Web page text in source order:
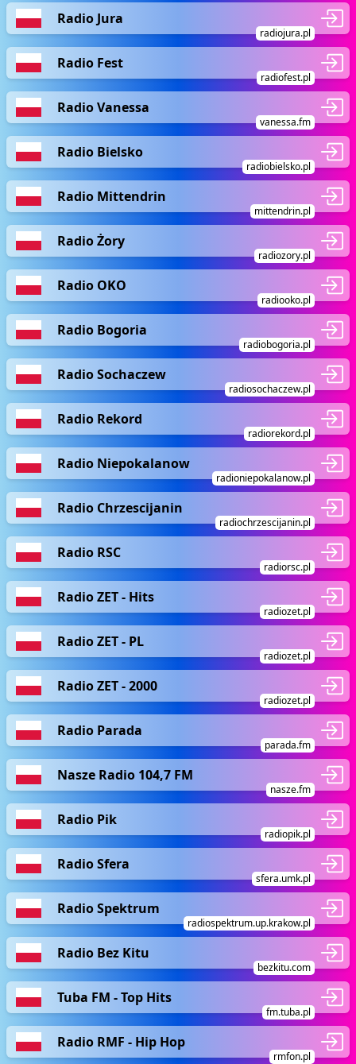
Radio Jura
radiojura.pl
Radio Fest
radiofest.pl
Radio Vanessa
vanessa.fm
Radio Bielsko
radiobielsko.pl
Radio Mittendrin
mittendrin.pl
Radio Żory
radiozory.pl
Radio OKO
radiooko.pl
Radio Bogoria
radiobogoria.pl
Radio Sochaczew
radiosochaczew.pl
Radio Rekord
radiorekord.pl
Radio Niepokalanow
radioniepokalanow.pl
Radio Chrzescijanin
radiochrzescijanin.pl
Radio RSC
radiorsc.pl
Radio ZET - Hits
radiozet.pl
Radio ZET - PL
radiozet.pl
Radio ZET - 2000
radiozet.pl
Radio Parada
parada.fm
Nasze Radio 104,7 FM
nasze.fm
Radio Pik
radiopik.pl
Radio Sfera
sfera.umk.pl
Radio Spektrum
radiospektrum.up.krakow.pl
Radio Bez Kitu
bezkitu.com
Tuba FM - Top Hits
fm.tuba.pl
Radio RMF - Hip Hop
rmfon.pl